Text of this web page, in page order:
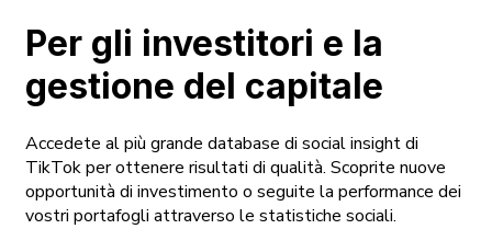
Per gli investitori e la
gestione del capitale
Accedete al più grande database di social insight di
TikTok per ottenere risultati di qualità. Scoprite nuove
opportunità di investimento o seguite la performance dei
vostri portafogli attraverso le statistiche sociali.